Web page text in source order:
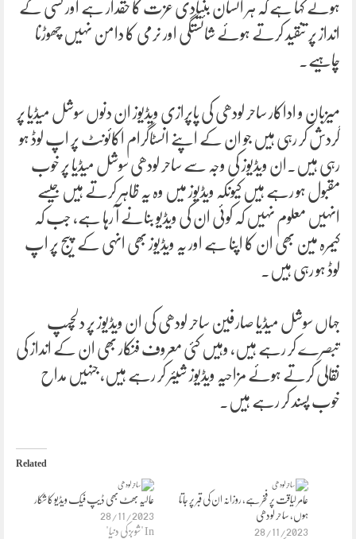
ہوئے کہا ہے کہ ہر انسان بنیادی عزت کا حقدار ہے اور کسی کے
انداز پر تنقید کرتے ہوئے شائستگی اور نرمی کا دامن نہیں چھوڑنا
چاہیے۔
میزبان و اداکار ساحر لودھی کی پاپرازی ویڈیوز ان دنوں سوشل میڈیا پر
گردش کر رہی ہیں جو ان کے اپنے انسٹاگرام اکائونٹ پر اپ لوڈ ہو
رہی ہیں۔ان ویڈیوز کی وجہ سے ساحر لودھی سوشل میڈیا پر خوب
مقبول ہو رہے ہیں کیونکہ ویڈیوز میں وہ یہ ظاہر کرتے ہیں جیسے
انہیں معلوم نہیں کہ کوئی ان کی ویڈیو بنانے آ رہا ہے، جب کہ
کیمرہ مین بھی ان کا اپنا ہے اور یہ ویڈیوز بھی انہی کے پیج پر اپ
لوڈ ہو رہی ہیں۔
جہاں سوشل میڈیا صارفین ساحر لودھی کی ان ویڈیوز پر دلچسپ
تبصرے کر رہے ہیں، وہیں کئی معروف فنکار بھی ان کے انداز کی
نقالی کرتے ہوئے مزاحیہ ویڈیوز شیئر کر رہے ہیں، جنہیں مداح
خوب پسند کر رہے ہیں۔
Related
عالیہ بھٹ بھی ڈیپ فیک ویڈیو کا شکار
28/11/2023
In "شوبز کی دنیا"
عامر لیاقت پر فخر ہے، روزانہ ان کی قبر پر جاتا
ہوں، ساحر لودھی
28/11/2023